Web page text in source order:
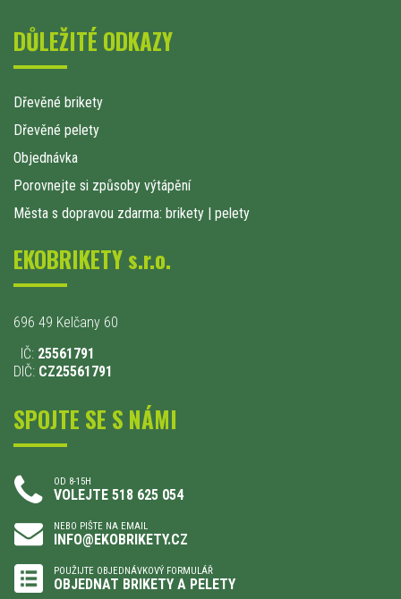
DŮLEŽITÉ ODKAZY
Dřevěné brikety
Dřevěné pelety
Objednávka
Porovnejte si způsoby výtápění
Města s dopravou zdarma: brikety | pelety
EKOBRIKETY s.r.o.
696 49 Kelčany 60
IČ: 25561791
DIČ: CZ25561791
SPOJTE SE S NÁMI
OD 8-15H
VOLEJTE 518 625 054
NEBO PIŠTE NA EMAIL
INFO@EKOBRIKETY.CZ
POUŽIJTE OBJEDNÁVKOVÝ FORMULÁŘ
OBJEDNAT BRIKETY A PELETY